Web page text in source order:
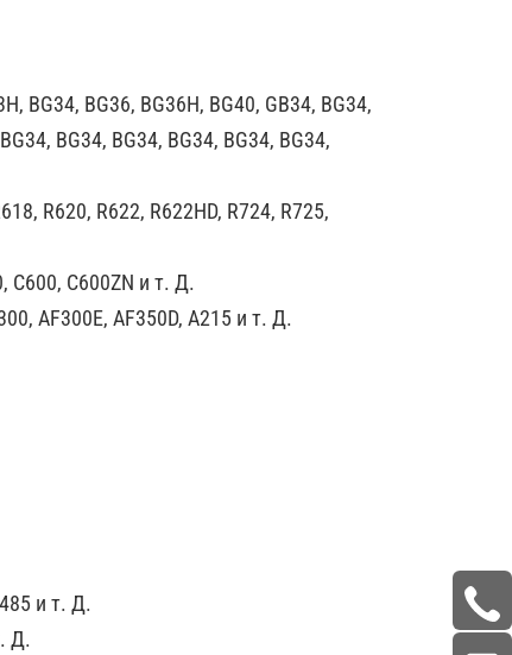
BG34, BG36, BG36H, BG40, GB34, BG34,
BG34, BG34, BG34, BG34, BG34,
R620, R622, R622HD, R724, R725,
C600, C600ZN и т. Д.
AF300E, AF350D, A215 и т. Д.
и т. Д.
Д.